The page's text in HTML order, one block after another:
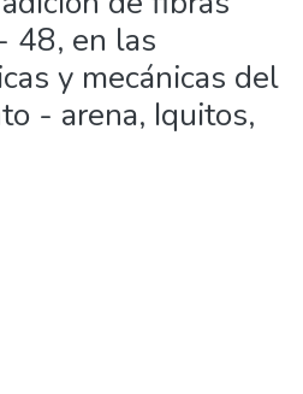
48, en las
y mecánicas del
- arena, Iquitos,